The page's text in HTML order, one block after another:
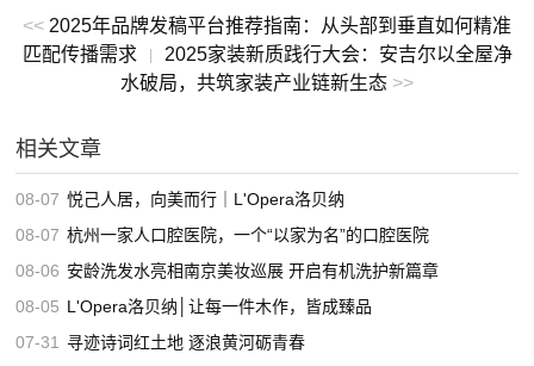
<< 2025年品牌发稿平台推荐指南：从头部到垂直如何精准
匹配传播需求
|
2025家装新质践行大会：安吉尔以全屋净
水破局，共筑家装产业链新生态 >>
相关文章
08-07 悦己人居，向美而行｜L'Opera洛贝纳
08-07 杭州一家人口腔医院，一个“以家为名”的口腔医院
08-06 安龄洗发水亮相南京美妆巡展 开启有机洗护新篇章
08-05 L'Opera洛贝纳│让每一件木作，皆成臻品
07-31
寻迹诗词红土地 逐浪黄河砺青春